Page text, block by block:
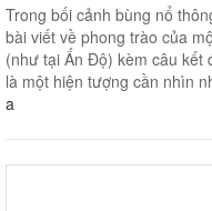
Trong bối cảnh bùng nổ
bài viết về phong trào của
(như tại Ấn Độ) kèm câu kết
là một hiện tượng cần nhìn
a